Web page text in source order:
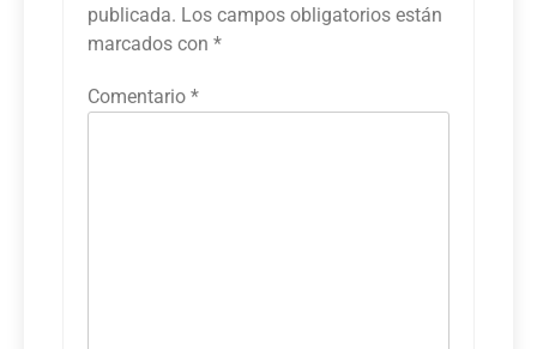
publicada. Los campos obligatorios están
marcados con *
Comentario *